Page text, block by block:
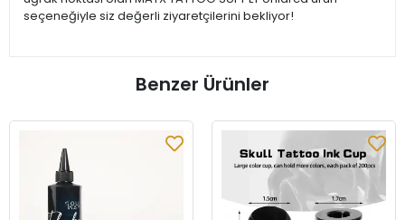
seçeneğiyle siz değerli ziyaretçilerini bekliyor!
Benzer Ürünler